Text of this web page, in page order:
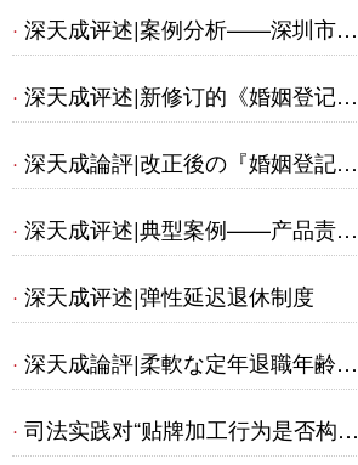
扰民事件背后的法律解读与居民权益
· 深天成评述|案例分析——深圳市某
文化工坊传媒有限公司与许某侵害商
· 深天成评述|新修订的《婚姻登记条
例》将于5月10日起施行
· 深天成論評|改正後の『婚姻登記条
例』が5月10日から施行
· 深天成评述|典型案例——产品责任
纠纷案件及建筑物火灾事故案件
· 深天成评述|弹性延迟退休制度
· 深天成論評|柔軟な定年退職年齢の
引き上げ制度
· 司法实践对“贴牌加工行为是否构成